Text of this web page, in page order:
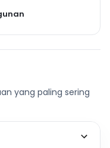
yang paling sering